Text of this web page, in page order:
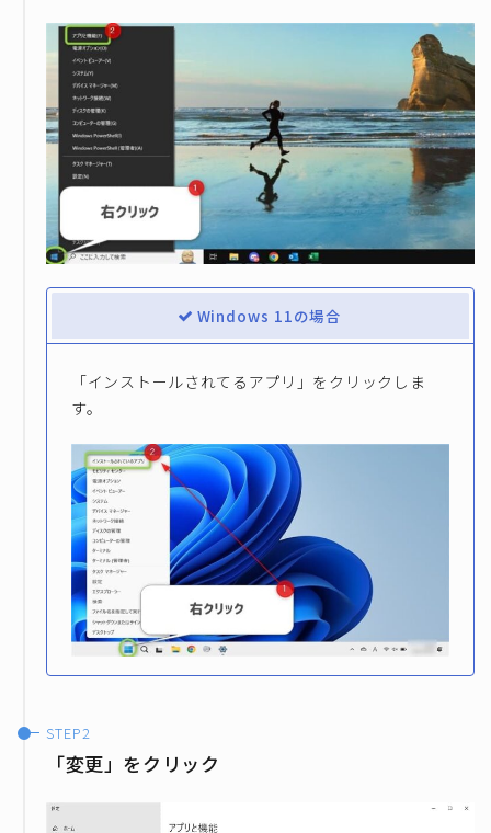
Windows 11の場合
「インストールされてるアプリ」をクリックしま
す。
「変更」をクリック